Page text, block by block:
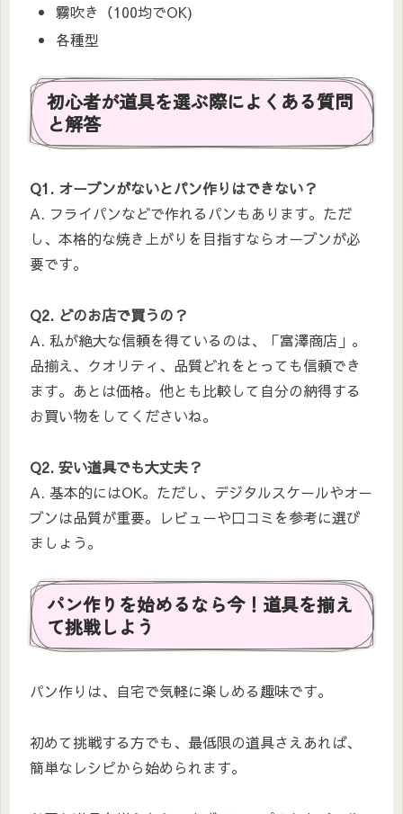
霧吹き（100均でOK)
各種型
初心者が道具を選ぶ際によくある質問
と解答
Q1. オーブンがないとパン作りはできない？
A. フライパンなどで作れるパンもあります。ただ
し、本格的な焼き上がりを目指すならオーブンが必
要です。
Q2. どのお店で買うの？
A. 私が絶大な信頼を得ているのは、「富澤商店」。
品揃え、クオリティ、品質どれをとっても信頼でき
ます。あとは価格。他とも比較して自分の納得する
お買い物をしてくださいね。
Q2. 安い道具でも大丈夫？
A. 基本的にはOK。ただし、デジタルスケールやオー
ブンは品質が重要。レビューや口コミを参考に選び
ましょう。
パン作りを始めるなら今！道具を揃え
て挑戦しよう
パン作りは、自宅で気軽に楽しめる趣味です。
初めて挑戦する方でも、最低限の道具さえあれば、
簡単なレシピから始められます。